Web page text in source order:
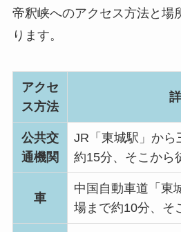
帝釈峡へのアクセス方法と場
ります。
アクセ
ス方法
公共交
通機関
JR「東城駅」から
約15分、そこから
車
中国自動車道「東
場まで約10分、そ